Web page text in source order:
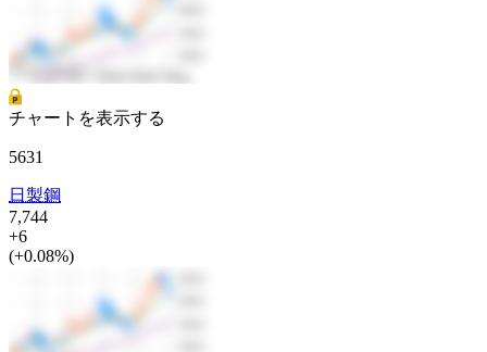
チャートを表示する
5631
日製鋼
7,744
+6
(+0.08%)